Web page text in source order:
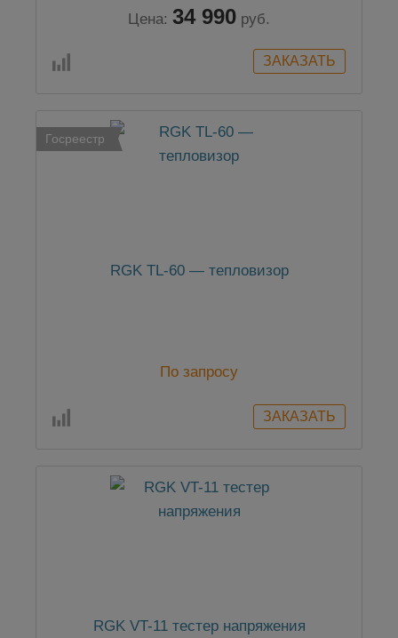
Цена: 34 990 руб.
Госреестр
RGK TL-60 — тепловизор
По запросу
RGK VT-11 тестер напряжения